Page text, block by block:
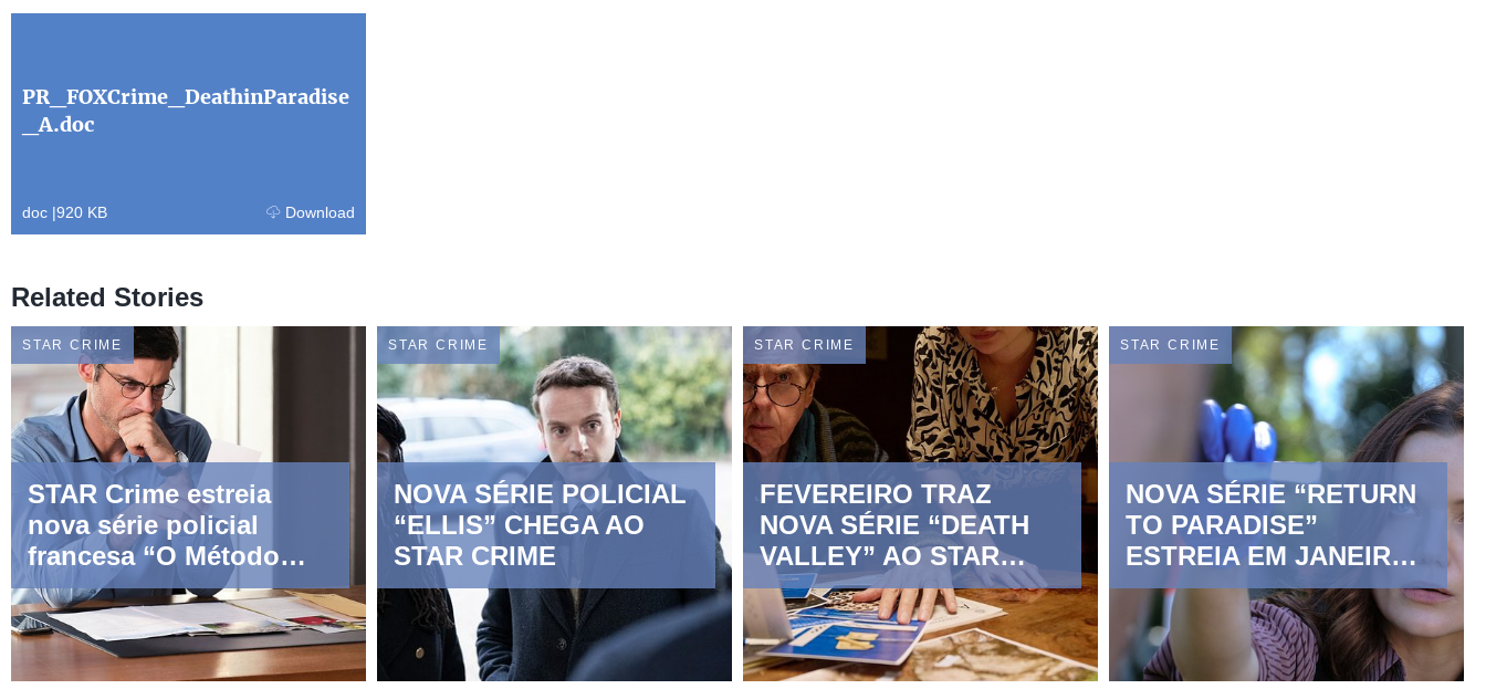
PR_FOXCrime_DeathinParadise
_A.doc
doc |920 KB Download
Related Stories
STAR CRIME
STAR Crime estreia
nova série policial
francesa “O Método
Wagner”
STAR CRIME
NOVA SÉRIE POLICIAL
“ELLIS” CHEGA AO
STAR CRIME
STAR CRIME
FEVEREIRO TRAZ
NOVA SÉRIE “DEATH
VALLEY” AO STAR
CRIME
STAR CRIME
NOVA SÉRIE “RETURN
TO PARADISE”
ESTREIA EM JANEIRO
NO STAR CRIME